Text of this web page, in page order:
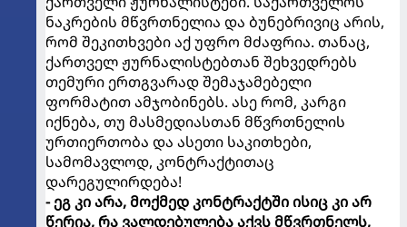
ნაკრების მწვრთნელია და ბუნებრივიც არის,
რომ შეკითხვები აქ უფრო მძაფრია. თანაც,
ქართველ ჟურნალისტებთან შეხვედრებს
თემური ერთგვარად შემაჯამებელი
ფორმატით ამჯობინებს. ასე რომ, კარგი
იქნება, თუ მასმედიასთან მწვრთნელის
ურთიერთობა და ასეთი საკითხები,
სამომავლოდ, კონტრაქტითაც
დარეგულირდება!
- ეგ კი არა, მოქმედ კონტრაქტში ისიც კი არ
წერია, რა ვალდებულება აქვს მწვრთნელს,